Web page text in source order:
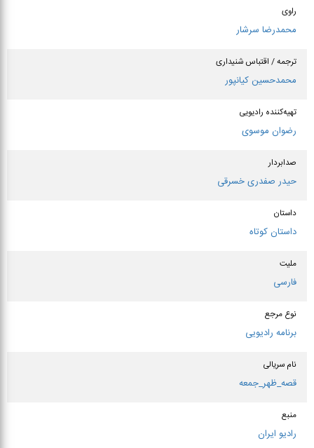
راوی
محمدرضا سرشار
ترجمه / اقتباس شنیداری
محمدحسین كیانپور
تهیه‌کننده رادیویی
رضوان موسوی
صدابردار
حیدر صفدری خسرقی
داستان
داستان کوتاه
ملیت
فارسی
نوع مرجع
برنامه رادیویی
نام سریالی
قصه_ظهر_جمعه
منبع
رادیو ایران